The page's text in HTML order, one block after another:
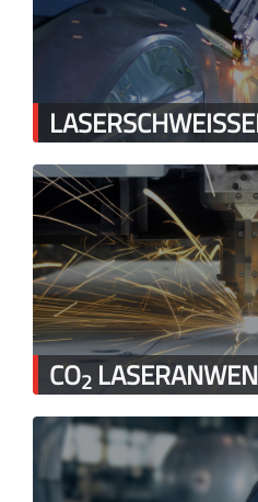
CO2